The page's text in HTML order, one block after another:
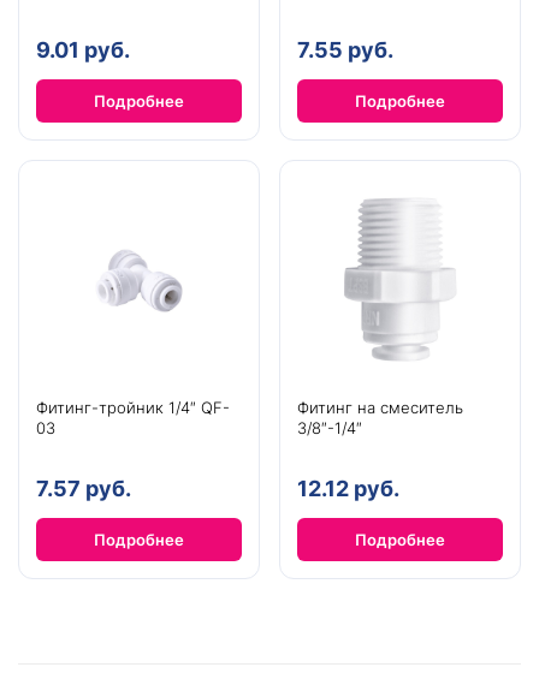
9.01 руб.
Подробнее
7.55 руб.
Подробнее
Фитинг-тройник 1/4″ QF-
03
7.57 руб.
Подробнее
Фитинг на смеситель
3/8″-1/4″
12.12 руб.
Подробнее